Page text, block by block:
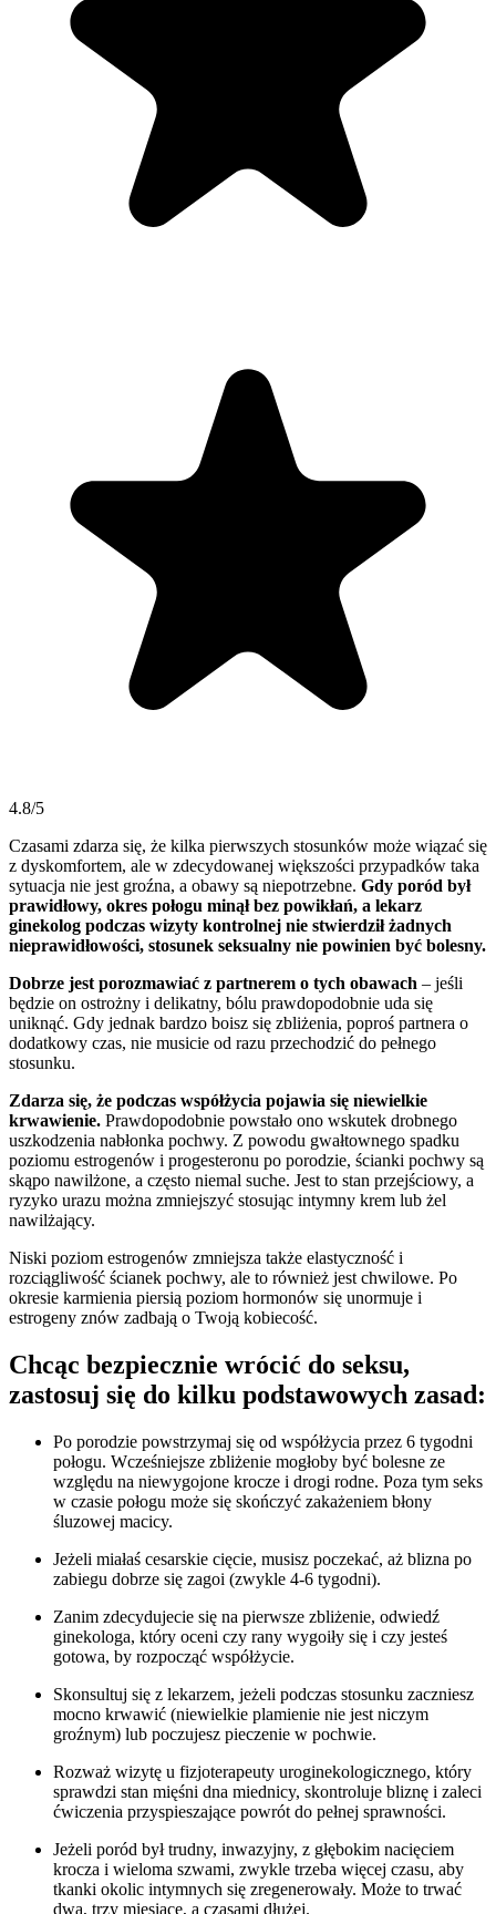
4.8/5
Czasami zdarza się, że kilka pierwszych stosunków może wiązać się
z dyskomfortem, ale w zdecydowanej większości przypadków taka
sytuacja nie jest groźna, a obawy są niepotrzebne. Gdy poród był
prawidłowy, okres połogu minął bez powikłań, a lekarz
ginekolog podczas wizyty kontrolnej nie stwierdził żadnych
nieprawidłowości, stosunek seksualny nie powinien być bolesny.
Dobrze jest porozmawiać z partnerem o tych obawach – jeśli
będzie on ostrożny i delikatny, bólu prawdopodobnie uda się
uniknąć. Gdy jednak bardzo boisz się zbliżenia, poproś partnera o
dodatkowy czas, nie musicie od razu przechodzić do pełnego
stosunku.
Zdarza się, że podczas współżycia pojawia się niewielkie
krwawienie. Prawdopodobnie powstało ono wskutek drobnego
uszkodzenia nabłonka pochwy. Z powodu gwałtownego spadku
poziomu estrogenów i progesteronu po porodzie, ścianki pochwy są
skąpo nawilżone, a często niemal suche. Jest to stan przejściowy, a
ryzyko urazu można zmniejszyć stosując intymny krem lub żel
nawilżający.
Niski poziom estrogenów zmniejsza także elastyczność i
rozciągliwość ścianek pochwy, ale to również jest chwilowe. Po
okresie karmienia piersią poziom hormonów się unormuje i
estrogeny znów zadbają o Twoją kobiecość.
Chcąc bezpiecznie wrócić do seksu,
zastosuj się do kilku podstawowych zasad:
Po porodzie powstrzymaj się od współżycia przez 6 tygodni
połogu. Wcześniejsze zbliżenie mogłoby być bolesne ze
względu na niewygojone krocze i drogi rodne. Poza tym seks
w czasie połogu może się skończyć zakażeniem błony
śluzowej macicy.
Jeżeli miałaś cesarskie cięcie, musisz poczekać, aż blizna po
zabiegu dobrze się zagoi (zwykle 4-6 tygodni).
Zanim zdecydujecie się na pierwsze zbliżenie, odwiedź
ginekologa, który oceni czy rany wygoiły się i czy jesteś
gotowa, by rozpocząć współżycie.
Skonsultuj się z lekarzem, jeżeli podczas stosunku zaczniesz
mocno krwawić (niewielkie plamienie nie jest niczym
groźnym) lub poczujesz pieczenie w pochwie.
Rozważ wizytę u fizjoterapeuty uroginekologicznego, który
sprawdzi stan mięśni dna miednicy, skontroluje bliznę i zaleci
ćwiczenia przyspieszające powrót do pełnej sprawności.
Jeżeli poród był trudny, inwazyjny, z głębokim nacięciem
krocza i wieloma szwami, zwykle trzeba więcej czasu, aby
tkanki okolic intymnych się zregenerowały. Może to trwać
dwa, trzy miesiące, a czasami dłużej.